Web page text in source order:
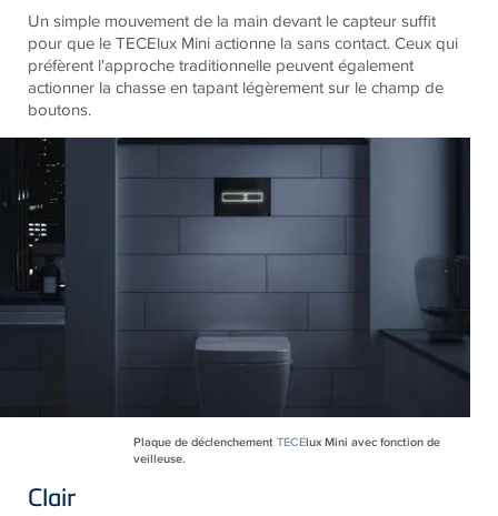
Un simple mouvement de la main devant le capteur suffit
pour que le TECElux Mini actionne la sans contact. Ceux qui
préfèrent l'approche traditionnelle peuvent également
actionner la chasse en tapant légèrement sur le champ de
boutons.
Plaque de déclenchementTECElux Mini avec fonction de
veilleuse.
Clair